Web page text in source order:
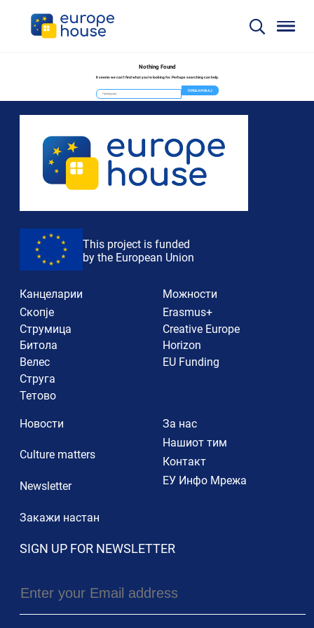
Nothing Found
It seems we can’t find what you’re looking for. Perhaps searching can help.
Пребарувај
за:
This project is funded
by the European Union
Канцеларии
Скопје
Струмица
Битола
Велес
Струга
Тетово
Можности
Erasmus+
Creative Europe
Horizon
EU Funding
Новости
Culture matters
Newsletter
Закажи настан
За нас
Нашиот тим
Контакт
ЕУ Инфо Мрежа
SIGN UP FOR NEWSLETTER